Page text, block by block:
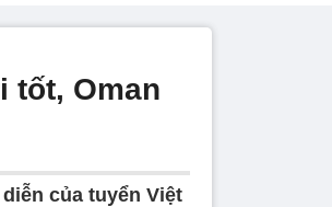
tốt, Oman
của tuyển Việt